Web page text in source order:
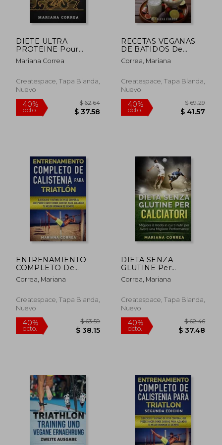
DIETE ULTRA
PROTEINE Pour
TRIATHLON:
ACCOMPLISSEZ
IRONMAN AVEC De
DELICIEUX
PROTEINES (French
Edition)
Mariana Correa
Createspace, Tapa Blanda,
Nuevo
40%
dcto. $ 37.58
RECETAS VEGANAS
DE BATIDOS De
PROTEINAS PARA
TRIATLON: 50
Saludables para
lograr tu Mejor
Correa, Mariana
Createspace, Tapa Blanda,
Nuevo
40%
dcto.
ENTRENAMIENTO
COMPLETO De
CALISTENIA PARA
TRIATLON:
RUTINAS DE PESO
CORPORAL QUE
DONDE QUIERAS
PARA ALCANZAR Tu
Correa, Mariana
Createspace, Tapa Blanda,
Nuevo
DIETA SENZA
GLUTINE Per
CALCIATORI: Migliora
il Modo in cui ti Nutri
Migliore Performance
(en Italiano)
Correa, Mariana
Createspace, Tapa Blanda,
Nuevo